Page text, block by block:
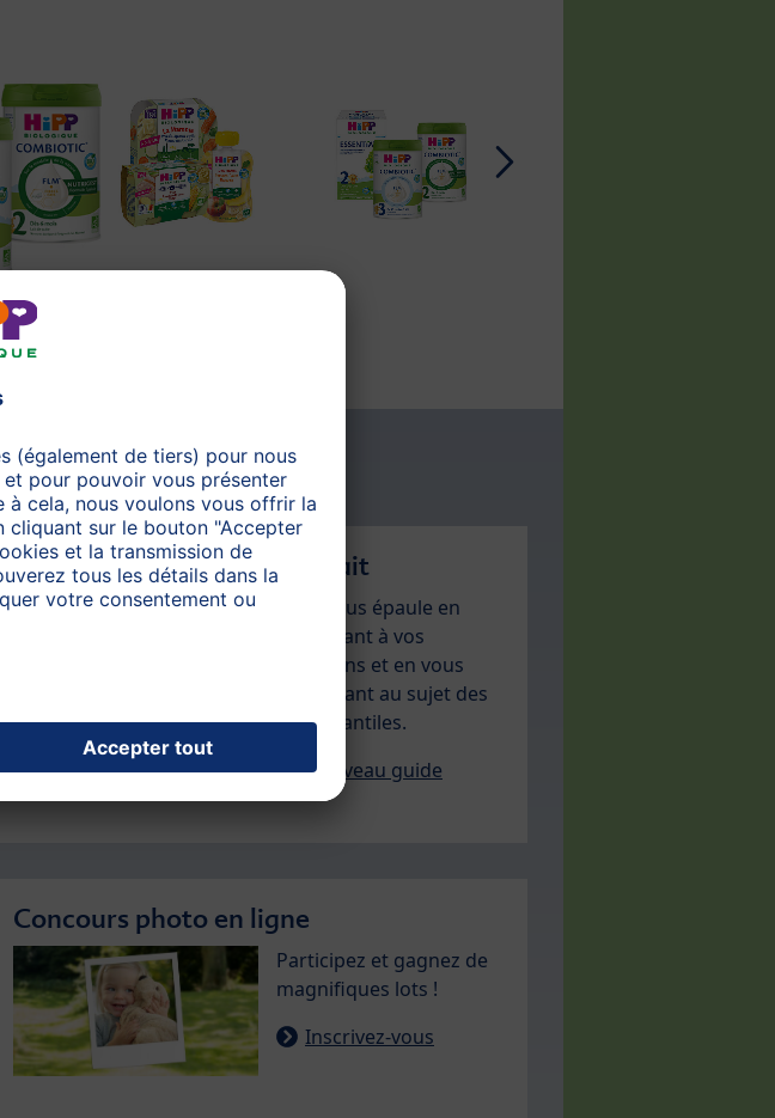
sur HiPP
Guide conseils autour du Lait
HiPP vous épaule en
répondant à vos
questions et en vous
conseillant au sujet des
laits infantiles.
Nouveau guide
Concours photo en ligne
Participez et gagnez de
magnifiques lots !
Inscrivez-vous